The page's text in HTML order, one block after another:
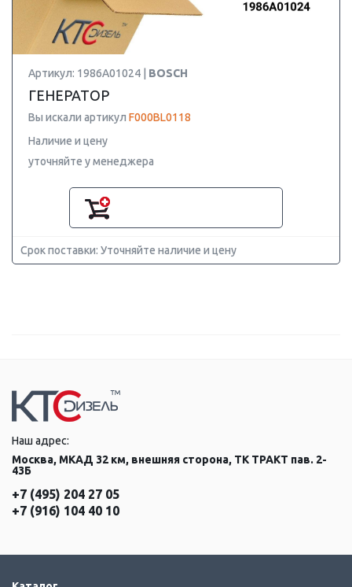
Артикул: 1986A01024 | BOSCH
ГЕНЕРАТОР
Вы искали артикул F000BL0118
Наличие и цену
уточняйте у менеджера
Срок поставки: Уточняйте наличие и цену
Наш адрес:
Москва, МКАД 32 км, внешняя сторона, ТК ТРАКТ пав. 2-
43Б
+7 (495) 204 27 05
+7 (916) 104 40 10